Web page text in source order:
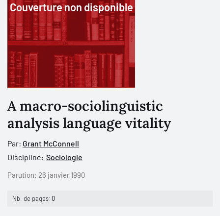
Couverture non disponible
A macro-sociolinguistic
analysis language vitality
Par: Grant McConnell
Discipline: Sociologie
Parution: 26 janvier 1990
Nb. de pages: 0